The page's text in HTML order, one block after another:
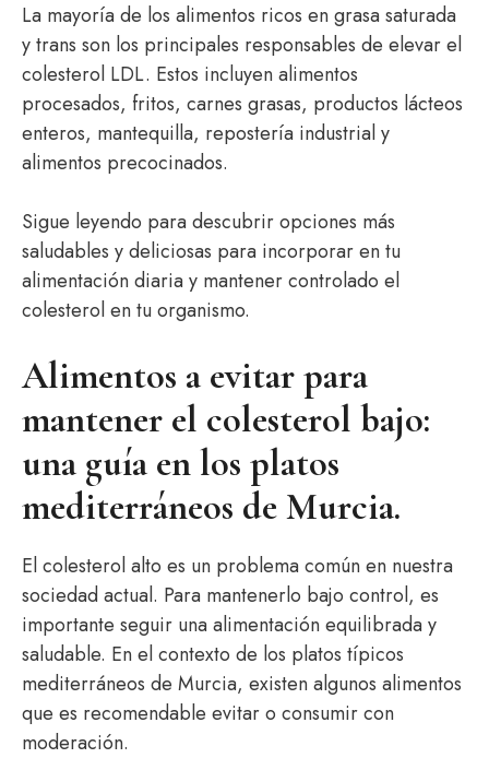
La mayoría de los alimentos ricos en grasa saturada
y trans son los principales responsables de elevar el
colesterol LDL. Estos incluyen alimentos
procesados, fritos, carnes grasas, productos lácteos
enteros, mantequilla, repostería industrial y
alimentos precocinados.
Sigue leyendo para descubrir opciones más
saludables y deliciosas para incorporar en tu
alimentación diaria y mantener controlado el
colesterol en tu organismo.
Alimentos a evitar para
mantener el colesterol bajo:
una guía en los platos
mediterráneos de Murcia.
El colesterol alto es un problema común en nuestra
sociedad actual. Para mantenerlo bajo control, es
importante seguir una alimentación equilibrada y
saludable. En el contexto de los platos típicos
mediterráneos de Murcia, existen algunos alimentos
que es recomendable evitar o consumir con
moderación.